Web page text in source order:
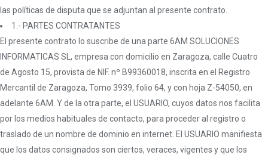
las políticas de disputa que se adjuntan al presente contrato.
1.- PARTES CONTRATANTES
El presente contrato lo suscribe de una parte 6AM SOLUCIONES
INFORMATICAS SL, empresa con domicilio en Zaragoza, calle Cuatro
de Agosto 15, provista de NIF. nº B99360018, inscrita en el Registro
Mercantil de Zaragoza, Tomo 3939, folio 64, y con hoja Z-54050, en
adelante 6AM. Y de la otra parte, el USUARIO, cuyos datos nos facilita
por los medios habituales de contacto, para proceder al registro o
traslado de un nombre de dominio en internet. El USUARIO manifiesta
que los datos consignados son ciertos, veraces, vigentes y que los